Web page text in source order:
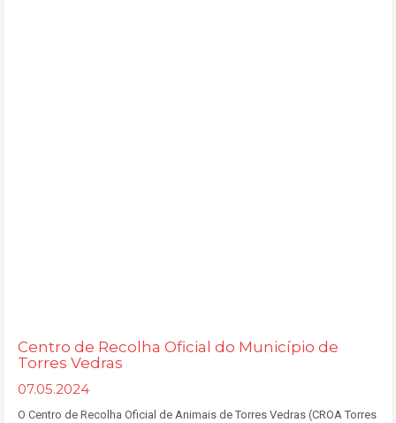
Centro de Recolha Oficial do Município de
Torres Vedras
07.05.2024
O Centro de Recolha Oficial de Animais de Torres Vedras (CROA Torres